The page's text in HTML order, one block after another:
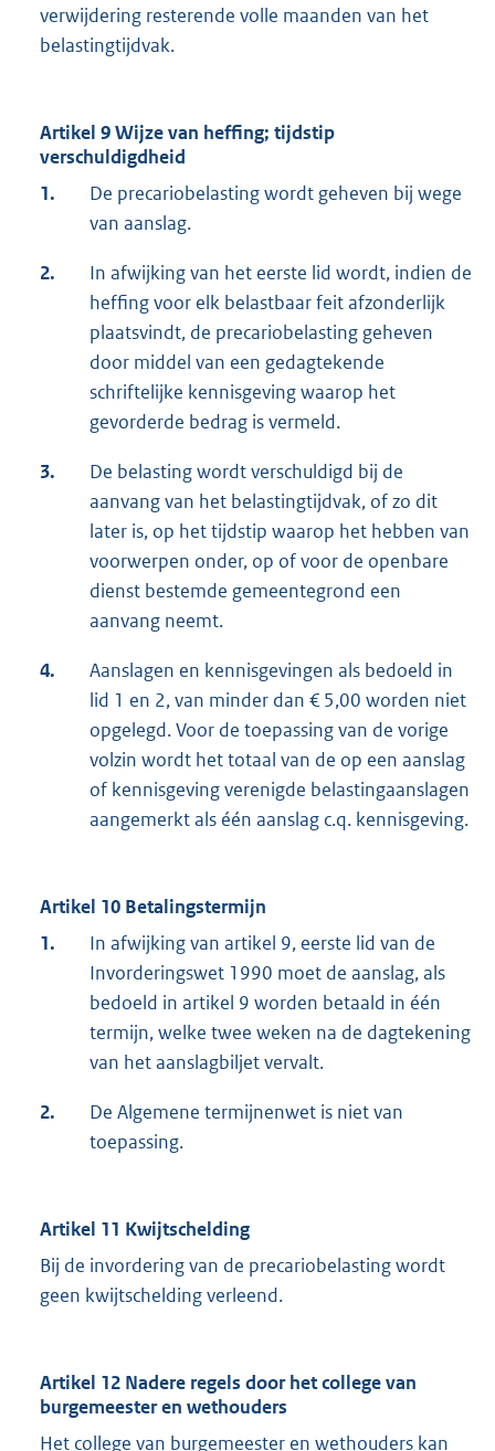
verwijdering resterende volle maanden van het
belastingtijdvak.
Artikel 9 Wijze van heffing; tijdstip
verschuldigdheid
1.
De precariobelasting wordt geheven bij wege
van aanslag.
2.
In afwijking van het eerste lid wordt, indien de
heffing voor elk belastbaar feit afzonderlijk
plaatsvindt, de precariobelasting geheven
door middel van een gedagtekende
schriftelijke kennisgeving waarop het
gevorderde bedrag is vermeld.
3.
De belasting wordt verschuldigd bij de
aanvang van het belastingtijdvak, of zo dit
later is, op het tijdstip waarop het hebben van
voorwerpen onder, op of voor de openbare
dienst bestemde gemeentegrond een
aanvang neemt.
4.
Aanslagen en kennisgevingen als bedoeld in
lid 1 en 2, van minder dan € 5,00 worden niet
opgelegd. Voor de toepassing van de vorige
volzin wordt het totaal van de op een aanslag
of kennisgeving verenigde belastingaanslagen
aangemerkt als één aanslag c.q. kennisgeving.
Artikel 10 Betalingstermijn
1.
In afwijking van artikel 9, eerste lid van de
Invorderingswet 1990 moet de aanslag, als
bedoeld in artikel 9 worden betaald in één
termijn, welke twee weken na de dagtekening
van het aanslagbiljet vervalt.
2.
De Algemene termijnenwet is niet van
toepassing.
Artikel 11 Kwijtschelding
Bij de invordering van de precariobelasting wordt
geen kwijtschelding verleend.
Artikel 12 Nadere regels door het college van
burgemeester en wethouders
Het college van burgemeester en wethouders kan